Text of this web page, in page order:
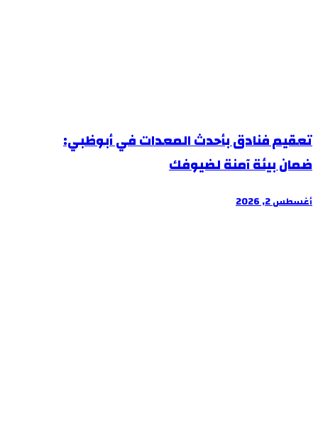
تعقيم فنادق بأحدث المعدات في أبوظبي:
ضمان بيئة آمنة لضيوفك
أغسطس 2, 2026